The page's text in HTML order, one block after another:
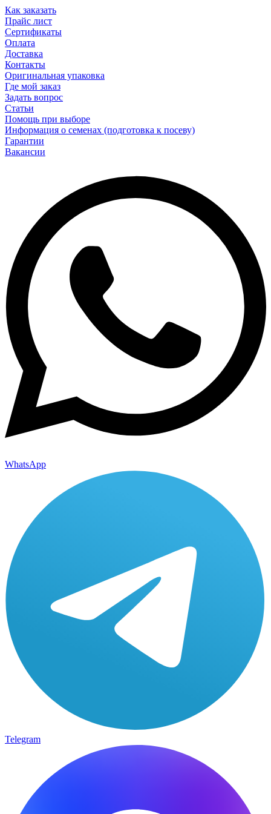
Как заказать
Прайс лист
Сертификаты
Оплата
Доставка
Контакты
Оригинальная упаковка
Где мой заказ
Задать вопрос
Статьи
Помощь при выборе
Информация о семенах (подготовка к посеву)
Гарантии
Вакансии
WhatsApp
Telegram